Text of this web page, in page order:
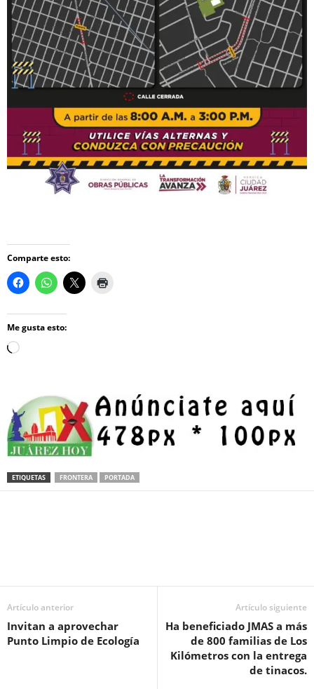
Comparte esto:
Me gusta esto:
Loading…
ETIQUETAS FRONTERA PORTADA
Artículo anterior
Invitan a aprovechar
Punto Limpio de Ecología
Artículo siguiente
Ha beneficiado JMAS a más
de 800 familias de Los
Kilómetros con la entrega
de tinacos.